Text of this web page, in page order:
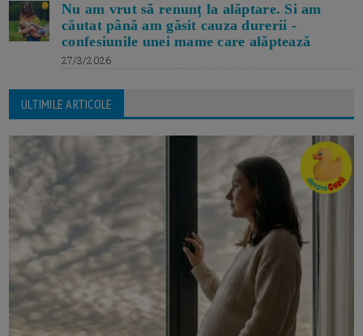
Nu am vrut să renunț la alăptare. Si am
căutat până am găsit cauza durerii -
confesiunile unei mame care alăptează
27/3/2026
ULTIMILE ARTICOLE